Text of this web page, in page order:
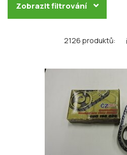
Zobrazit filtrování
2126 produktů: